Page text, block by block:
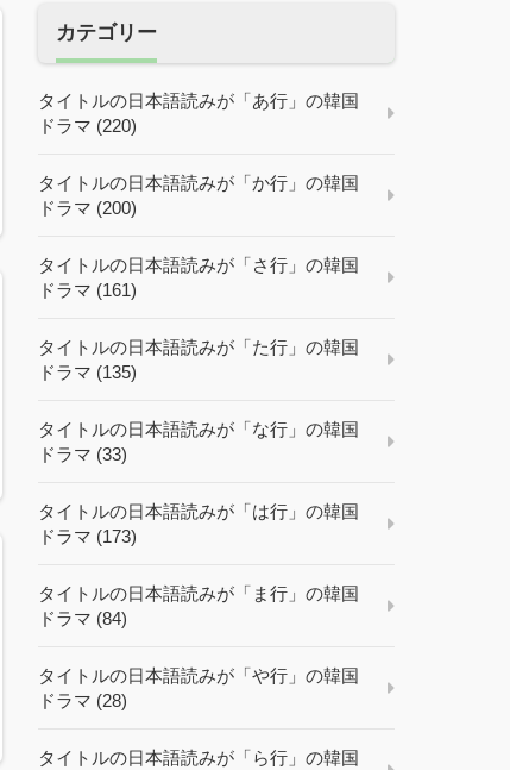
カテゴリー
タイトルの日本語読みが「あ行」の韓国
ドラマ (220)
タイトルの日本語読みが「か行」の韓国
ドラマ (200)
タイトルの日本語読みが「さ行」の韓国
ドラマ (161)
タイトルの日本語読みが「た行」の韓国
ドラマ (135)
タイトルの日本語読みが「な行」の韓国
ドラマ (33)
タイトルの日本語読みが「は行」の韓国
ドラマ (173)
タイトルの日本語読みが「ま行」の韓国
ドラマ (84)
タイトルの日本語読みが「や行」の韓国
ドラマ (28)
タイトルの日本語読みが「ら行」の韓国